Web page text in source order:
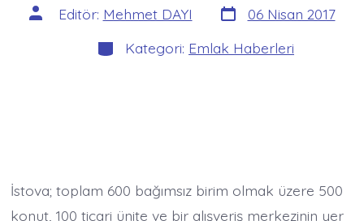
Yazının
yazarı
Editör: Mehmet DAYI Yazı
tarihi
06 Nisan 2017
Kategoriler
Kategori: Emlak Haberleri
İstova; toplam 600 bağımsız birim olmak üzere 500
konut, 100 ticari ünite ve bir alışveriş merkezinin yer